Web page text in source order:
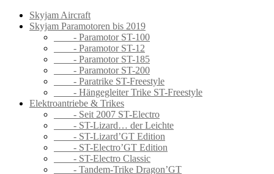
Skyjam Aircraft
Skyjam Paramotoren bis 2019
- Paramotor ST-100
- Paramotor ST-12
- Paramotor ST-185
- Paramotor ST-200
- Paratrike ST-Freestyle
- Hängegleiter Trike ST-Freestyle
Elektroantriebe & Trikes
- Seit 2007 ST-Electro
- ST-Lizard… der Leichte
- ST-Lizard’GT Edition
- ST-Electro’GT Edition
- ST-Electro Classic
- Tandem-Trike Dragon’GT